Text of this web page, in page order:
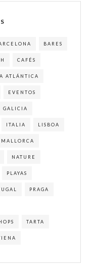
BARES
CAFÉS
ATLÁNTICA
EVENTOS
GALICIA
ITALIA LISBOA
MALLORCA
NATURE
PLAYAS
PRAGA
TARTA